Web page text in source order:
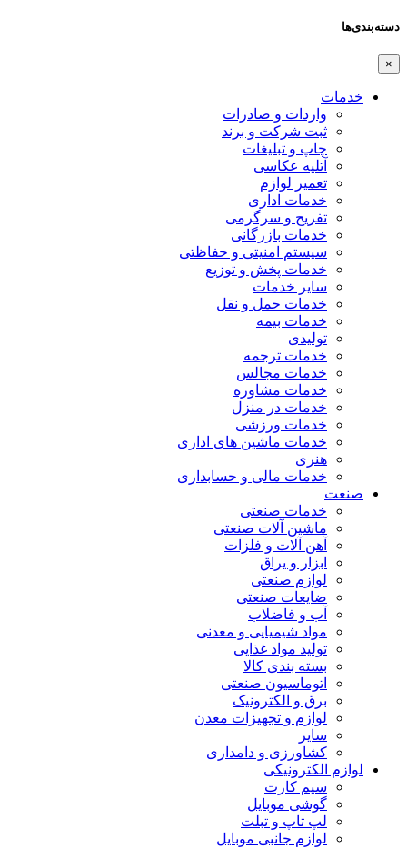
دسته‌بندی‌ها
×
خدمات
واردات و صادرات
ثبت شرکت و برند
چاپ و تبلیغات
آتلیه عکاسی
تعمیر لوازم
خدمات اداری
تفریح و سرگرمی
خدمات بازرگانی
سیستم امنیتی و حفاظتی
خدمات پخش و توزیع
سایر خدمات
خدمات حمل و نقل
خدمات بیمه
تولیدی
خدمات ترجمه
خدمات مجالس
خدمات مشاوره
خدمات در منزل
خدمات ورزشی
خدمات ماشین های اداری
هنری
خدمات مالی و حسابداری
صنعت
خدمات صنعتی
ماشین آلات صنعتی
آهن آلات و فلزات
ابزار و یراق
لوازم صنعتی
ضایعات صنعتی
آب و فاضلاب
مواد شیمیایی و معدنی
تولید مواد غذایی
بسته بندی کالا
اتوماسیون صنعتی
برق و الکترونیک
لوازم و تجهیزات معدن
سایر
کشاورزی و دامداری
لوازم الکترونیکی
سیم کارت
گوشی موبایل
لپ تاپ و تبلت
لوازم جانبی موبایل